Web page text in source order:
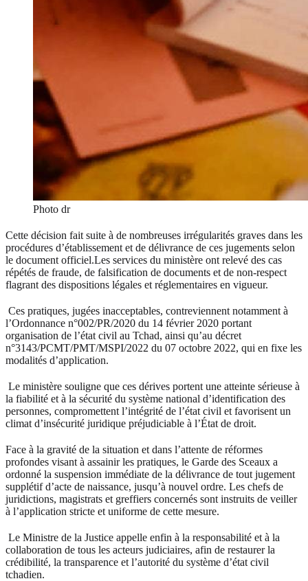
Photo dr
Cette décision fait suite à de nombreuses irrégularités graves dans les
procédures d’établissement et de délivrance de ces jugements selon
le document officiel.Les services du ministère ont relevé des cas
répétés de fraude, de falsification de documents et de non-respect
flagrant des dispositions légales et réglementaires en vigueur.
Ces pratiques, jugées inacceptables, contreviennent notamment à
l’Ordonnance n°002/PR/2020 du 14 février 2020 portant
organisation de l’état civil au Tchad, ainsi qu’au décret
n°3143/PCMT/PMT/MSPI/2022 du 07 octobre 2022, qui en fixe les
modalités d’application.
Le ministère souligne que ces dérives portent une atteinte sérieuse à
la fiabilité et à la sécurité du système national d’identification des
personnes, compromettent l’intégrité de l’état civil et favorisent un
climat d’insécurité juridique préjudiciable à l’État de droit.
Face à la gravité de la situation et dans l’attente de réformes
profondes visant à assainir les pratiques, le Garde des Sceaux a
ordonné la suspension immédiate de la délivrance de tout jugement
supplétif d’acte de naissance, jusqu’à nouvel ordre. Les chefs de
juridictions, magistrats et greffiers concernés sont instruits de veiller
à l’application stricte et uniforme de cette mesure.
Le Ministre de la Justice appelle enfin à la responsabilité et à la
collaboration de tous les acteurs judiciaires, afin de restaurer la
crédibilité, la transparence et l’autorité du système d’état civil
tchadien.